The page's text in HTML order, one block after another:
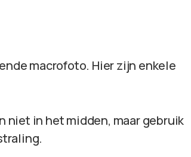
macrofoto. Hier zijn enkele
niet in het midden, maar gebruik